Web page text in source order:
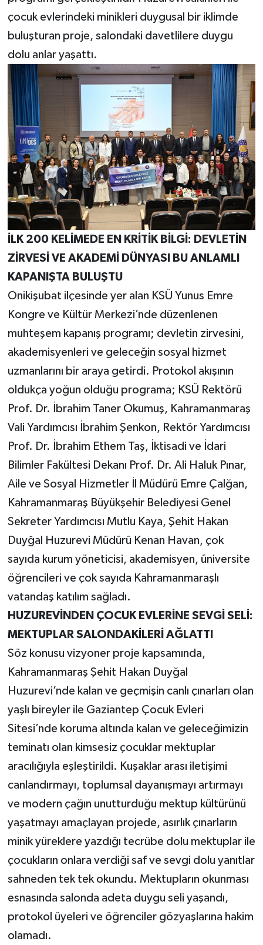
çocuk evlerindeki minikleri duygusal bir iklimde
buluşturan proje, salondaki davetlilere duygu
dolu anlar yaşattı.
İLK 200 KELİMEDE EN KRİTİK BİLGİ: DEVLETİN
ZİRVESİ VE AKADEMİ DÜNYASI BU ANLAMLI
KAPANIŞTA BULUŞTU
Onikişubat ilçesinde yer alan KSÜ Yunus Emre
Kongre ve Kültür Merkezi’nde düzenlenen
muhteşem kapanış programı; devletin zirvesini,
akademisyenleri ve geleceğin sosyal hizmet
uzmanlarını bir araya getirdi. Protokol akışının
oldukça yoğun olduğu programa; KSÜ Rektörü
Prof. Dr. İbrahim Taner Okumuş, Kahramanmaraş
Vali Yardımcısı İbrahim Şenkon, Rektör Yardımcısı
Prof. Dr. İbrahim Ethem Taş, İktisadi ve İdari
Bilimler Fakültesi Dekanı Prof. Dr. Ali Haluk Pınar,
Aile ve Sosyal Hizmetler İl Müdürü Emre Çalğan,
Kahramanmaraş Büyükşehir Belediyesi Genel
Sekreter Yardımcısı Mutlu Kaya, Şehit Hakan
Duyğal Huzurevi Müdürü Kenan Havan, çok
sayıda kurum yöneticisi, akademisyen, üniversite
öğrencileri ve çok sayıda Kahramanmaraşlı
vatandaş katılım sağladı.
HUZUREVİNDEN ÇOCUK EVLERİNE SEVGİ SELİ:
MEKTUPLAR SALONDAKİLERİ AĞLATTI
Söz konusu vizyoner proje kapsamında,
Kahramanmaraş Şehit Hakan Duyğal
Huzurevi’nde kalan ve geçmişin canlı çınarları olan
yaşlı bireyler ile Gaziantep Çocuk Evleri
Sitesi’nde koruma altında kalan ve geleceğimizin
teminatı olan kimsesiz çocuklar mektuplar
aracılığıyla eşleştirildi. Kuşaklar arası iletişimi
canlandırmayı, toplumsal dayanışmayı artırmayı
ve modern çağın unutturduğu mektup kültürünü
yaşatmayı amaçlayan projede, asırlık çınarların
minik yüreklere yazdığı tecrübe dolu mektuplar ile
çocukların onlara verdiği saf ve sevgi dolu yanıtlar
sahneden tek tek okundu. Mektupların okunması
esnasında salonda adeta duygu seli yaşandı,
protokol üyeleri ve öğrenciler gözyaşlarına hakim
olamadı.